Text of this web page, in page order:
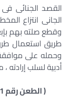
القصد الجنائى
الجانى انتزاع
وقطع صلته بهم
طريق استعمال طرق
وحمله على
أدبية لسلب
( الطعن رقم 1121 سنة 46 ق ، جلسة 31/1/1977 )